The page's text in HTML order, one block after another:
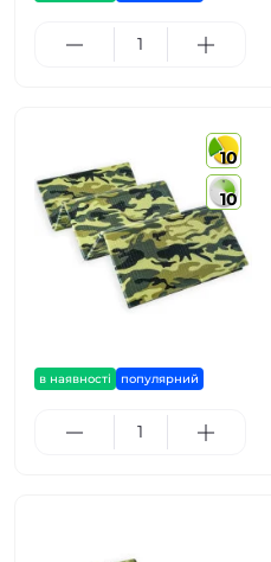
10
10
в наявності популярний